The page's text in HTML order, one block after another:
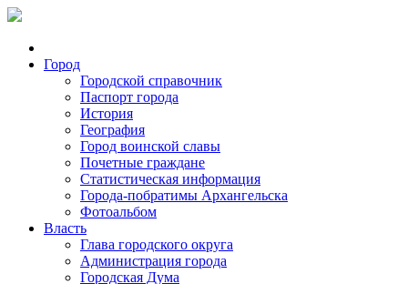
Город
Городской справочник
Паспорт города
История
География
Город воинской славы
Почетные граждане
Статистическая информация
Города-побратимы Архангельска
Фотоальбом
Власть
Глава городского округа
Администрация города
Городская Дума